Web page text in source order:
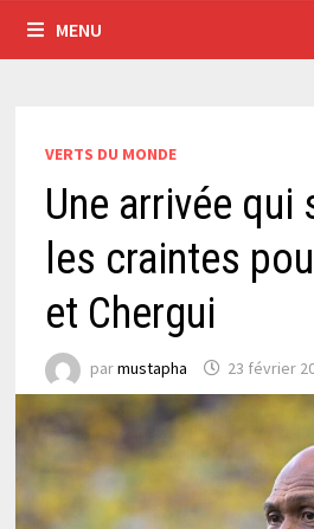
MENU
VERTS DU MONDE
Une arrivée qui
les craintes
et Chergui
parmustapha 23 février